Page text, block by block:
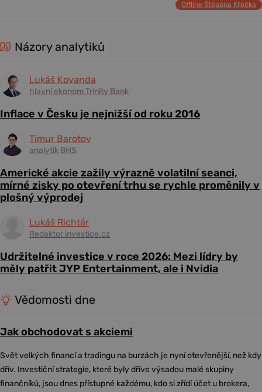
Offline Štěpána Křečka
Názory analytiků
Lukáš Kovanda
hlavní ekonom Trinity Bank
Inflace v Česku je nejnižší od roku 2016
Timur Barotov
analytik BHS
Americké akcie zažily výrazně volatilní seanci,
mírné zisky po otevření trhu se rychle proměnily v
plošný výprodej
Lukáš Richtár
Redaktor investice.cz
Udržitelné investice v roce 2026: Mezi lídry by
měly patřit JYP Entertainment, ale i Nvidia
Vědomosti dne
Jak obchodovat s akciemi
Svět velkých financí a tradingu na burzách je nyní otevřenější, než kdy
dřív. Investiční strategie, které byly dříve výsadou malé skupiny
finančníků, jsou dnes přístupné každému, kdo si zřídí účet u brokera,